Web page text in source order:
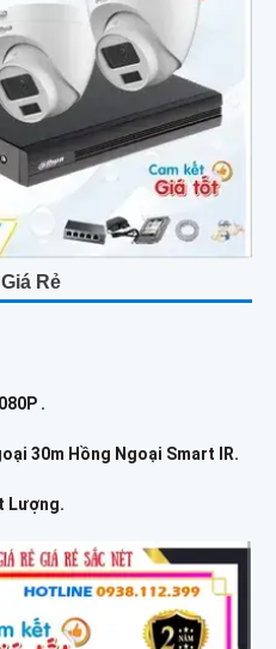
Rẻ
.
30m Hồng Ngoại Smart IR.
Lượng.